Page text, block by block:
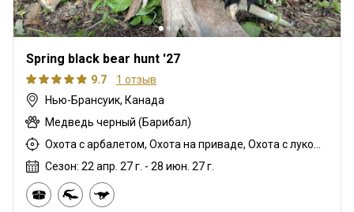
Spring black bear hunt '27
9.7
1 отзыв
Нью-Брансуик, Канада
Медведь черный (Барибал)
Сезон: 22 апр. 27 г. - 28 июн. 27 г.